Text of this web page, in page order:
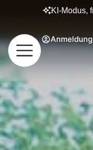
KI-Modus,
Anmeldung